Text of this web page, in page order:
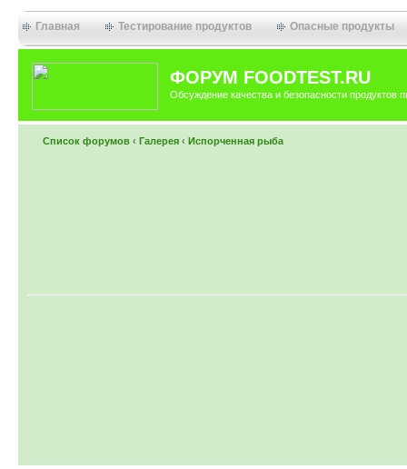
Главная Тестирование продуктов Опасные продукты
ФОРУМ FOODTEST.RU
Обсуждение качества и безопасности продуктов
Список форумов ‹ Галерея ‹ Испорченная рыба